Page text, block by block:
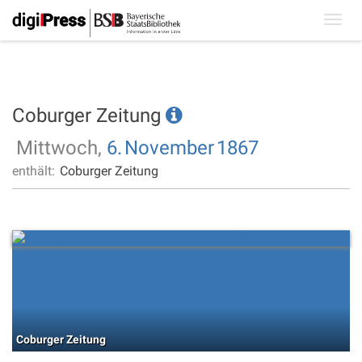
Coburger Zeitung
Mittwoch, 6. November1867
enthält: Coburger Zeitung
Coburger Zeitung